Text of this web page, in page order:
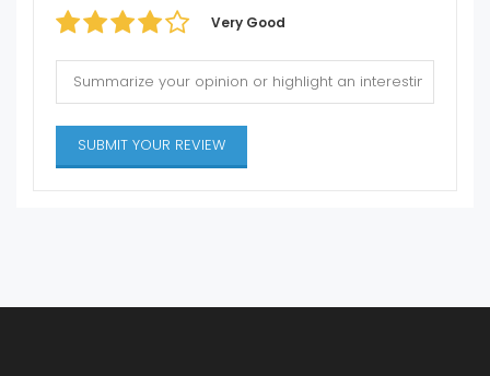
Very Good